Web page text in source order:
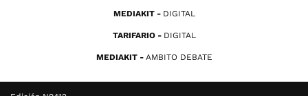
MEDIAKIT DIGITAL
TARIFARIO DIGITAL
MEDIAKIT AMBITO DEBATE